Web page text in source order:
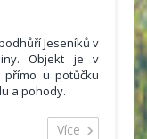
Jeseníků v
Objekt je v
u potůčku
a pohody.
prostředí.
Více